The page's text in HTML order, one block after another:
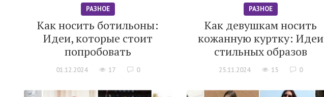
РАЗНОЕ
Как носить ботильоны:
Идеи, которые стоит
попробовать
01.12.2024 17 0
РАЗНОЕ
Как девушкам носить
кожанную куртку: Идеи
стильных образов
25.11.2024 15 0